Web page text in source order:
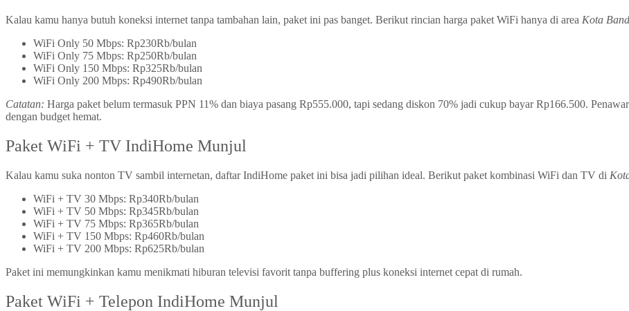
Kalau kamu hanya butuh koneksi internet tanpa tambahan lain, paket ini pas banget. Berikut rincian harga paket WiFi hanya di area Kota
WiFi Only 50 Mbps: Rp230Rb/bulan
WiFi Only 75 Mbps: Rp250Rb/bulan
WiFi Only 150 Mbps: Rp325Rb/bulan
WiFi Only 200 Mbps: Rp490Rb/bulan
Catatan: Harga paket belum termasuk PPN 11% dan biaya pasang Rp555.000, tapi sedang diskon 70% jadi cukup bayar Rp166.500.
dengan budget hemat.
Paket WiFi + TV IndiHome Munjul
Kalau kamu suka nonton TV sambil internetan, daftar IndiHome paket ini bisa jadi pilihan ideal. Berikut paket kombinasi WiFi dan TV di
WiFi + TV 30 Mbps: Rp340Rb/bulan
WiFi + TV 50 Mbps: Rp345Rb/bulan
WiFi + TV 75 Mbps: Rp365Rb/bulan
WiFi + TV 150 Mbps: Rp460Rb/bulan
WiFi + TV 200 Mbps: Rp625Rb/bulan
Paket ini memungkinkan kamu menikmati hiburan televisi favorit tanpa buffering plus koneksi internet cepat di rumah.
Paket WiFi + Telepon IndiHome Munjul